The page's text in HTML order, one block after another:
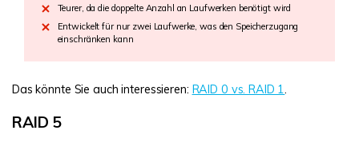
Teurer, da die doppelte Anzahl an Laufwerken benötigt wird
Entwickelt für nur zwei Laufwerke, was den Speicherzugang
einschränken kann
Das könnte Sie auch interessieren: RAID 0 vs. RAID 1.
RAID 5